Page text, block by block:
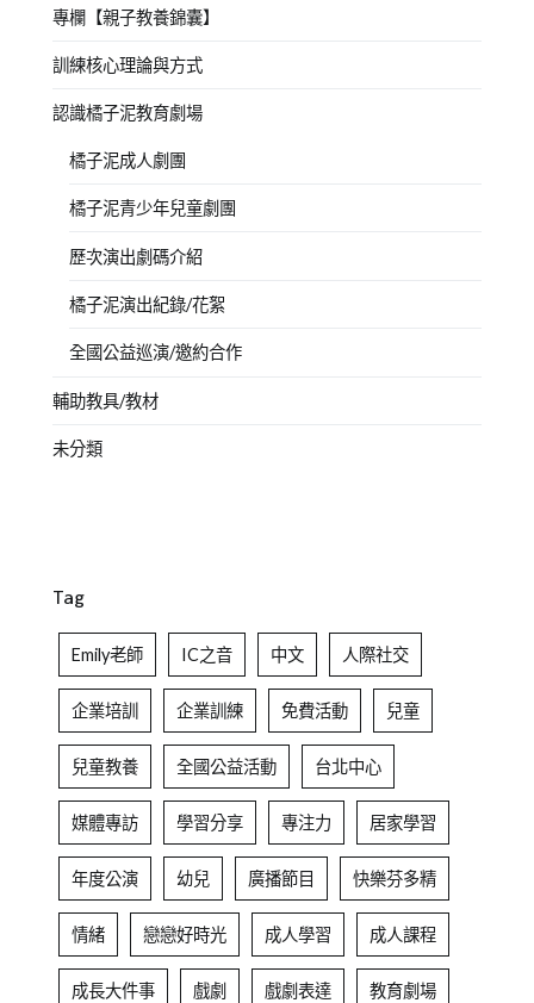
專欄【親子教養錦囊】
訓練核心理論與方式
認識橘子泥教育劇場
橘子泥成人劇團
橘子泥青少年兒童劇團
歷次演出劇碼介紹
橘子泥演出紀錄/花絮
全國公益巡演/邀約合作
輔助教具/教材
未分類
Tag
Emily老師 IC之音 中文 人際社交
企業培訓 企業訓練 免費活動 兒童
兒童教養 全國公益活動 台北中心
媒體專訪 學習分享 專注力 居家學習
年度公演 幼兒 廣播節目 快樂芬多精
情緒 戀戀好時光 成人學習 成人課程
成長大件事 戲劇 戲劇表達 教育劇場